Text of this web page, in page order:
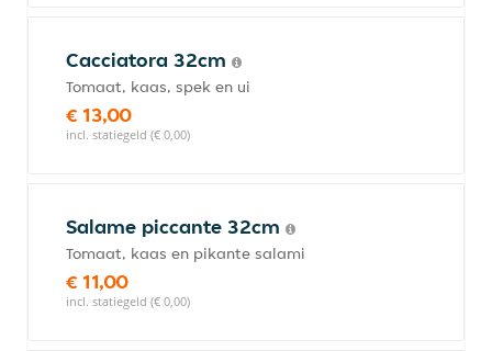
Cacciatora 32cm
Tomaat, kaas, spek en ui
€ 13,00
incl. statiegeld (€ 0,00)
Salame piccante 32cm
Tomaat, kaas en pikante salami
€ 11,00
incl. statiegeld (€ 0,00)